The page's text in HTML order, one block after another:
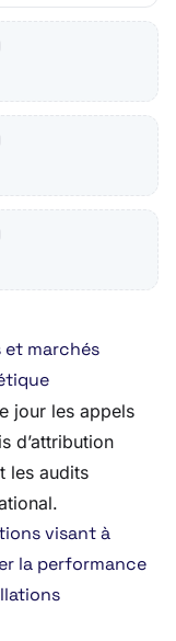
marchés
jour les appels
d’attribution
les audits
visant à
la performance